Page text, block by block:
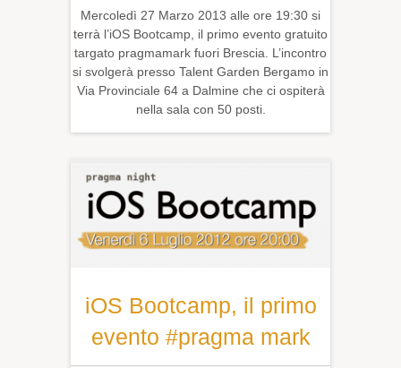
Mercoledì 27 Marzo 2013 alle ore 19:30 si
terrà l’iOS Bootcamp, il primo evento gratuito
targato pragmamark fuori Brescia. L’incontro
si svolgerà presso Talent Garden Bergamo in
Via Provinciale 64 a Dalmine che ci ospiterà
nella sala con 50 posti.
iOS Bootcamp, il primo
evento #pragma mark